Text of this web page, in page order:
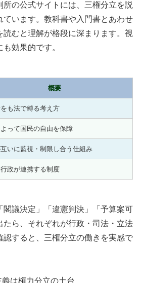
の公式サイトには、三権分立を説
ています。教科書や入門書とあわせ
読むと理解が格段に深まります。視
効果的です。
概要
も法で縛る考え方
って国民の自由を保障
いに監視・制限し合う仕組み
政が連携する制度
閣議決定」「違憲判決」「予算案可
たら、それぞれが行政・司法・立法
認すると、三権分立の働きを実感で
は権力分立の土台